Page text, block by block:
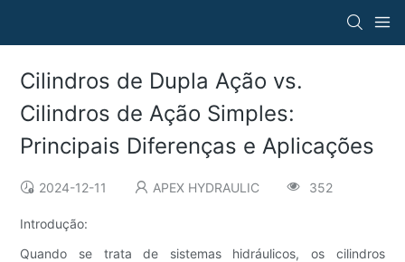
Cilindros de Dupla Ação vs.
Cilindros de Ação Simples:
Principais Diferenças e Aplicações
2024-12-11 APEX HYDRAULIC 352
Introdução:
Quando se trata de sistemas hidráulicos, os cilindros